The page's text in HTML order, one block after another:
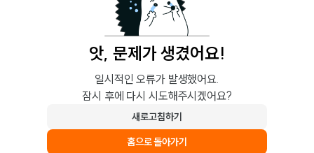
앗, 문제가 생겼어요!
일시적인 오류가 발생했어요.
잠시 후에 다시 시도해주시겠어요?
새로고침하기
홈으로 돌아가기